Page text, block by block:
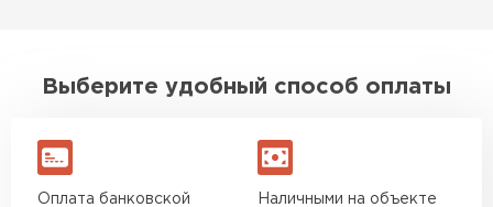
Выберите удобный способ оплаты
Оплата банковской
Наличными на объекте